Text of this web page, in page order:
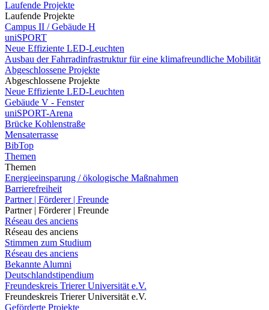
Laufende Projekte
Laufende Projekte
Campus II / Gebäude H
uniSPORT
Neue Effiziente LED-Leuchten
Ausbau der Fahrradinfrastruktur für eine klimafreundliche Mobilität
Abgeschlossene Projekte
Abgeschlossene Projekte
Neue Effiziente LED-Leuchten
Gebäude V - Fenster
uniSPORT-Arena
Brücke Kohlenstraße
Mensaterrasse
BibTop
Themen
Themen
Energieeinsparung / ökologische Maßnahmen
Barrierefreiheit
Partner | Förderer | Freunde
Partner | Förderer | Freunde
Réseau des anciens
Réseau des anciens
Stimmen zum Studium
Réseau des anciens
Bekannte Alumni
Deutschlandstipendium
Freundeskreis Trierer Universität e.V.
Freundeskreis Trierer Universität e.V.
Geförderte Projekte